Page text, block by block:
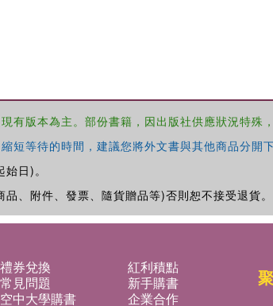
版本為主。部份書籍，因出版社供應狀況特殊
等待的時間，建議您將外文書與其他商品分開
日)。
、附件、發票、隨貨贈品等)否則恕不接受退貨。
禮券兌換
紅利積點
常見問題
新手購書
空中大學購書
企業合作